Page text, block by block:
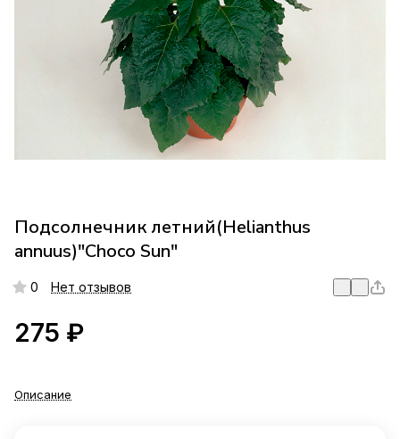
Подсолнечник летний(Helianthus
annuus)"Choco Sun"
0 Нет отзывов
275 ₽
Описание